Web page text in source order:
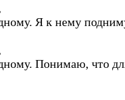
Я к нему
Понимаю, что